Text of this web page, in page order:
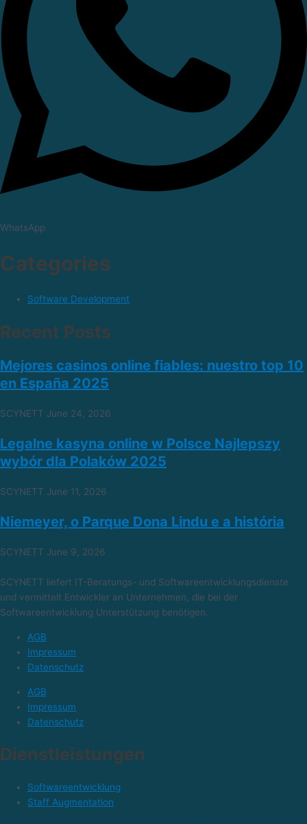
WhatsApp
Categories
Software Development
Recent Posts
Mejores casinos online fiables: nuestro top 10
en España 2025
SCYNETT June 24, 2026
Legalne kasyna online w Polsce Najlepszy
wybór dla Polaków 2025
SCYNETT June 11, 2026
Niemeyer, o Parque Dona Lindu e a história
SCYNETT June 9, 2026
SCYNETT liefert IT-Beratungs- und Softwareentwicklungsdienste
und vermittelt Entwickler an Unternehmen, die bei der
Softwareentwicklung Unterstützung benötigen.
AGB
Impressum
Datenschutz
AGB
Impressum
Datenschutz
Dienstleistungen
Softwareentwicklung
Staff Augmentation